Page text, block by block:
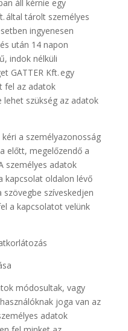
áll kérnie egy
által tárolt személyes
ingyenesen
után 14 napon
indok nélküli
GATTER Kft. egy
fel az adatok
szükség az adatok
a személyazonosság
előtt, megelőzendő a
személyes adatok
kapcsolat oldalon lévő
szíveskedjen
a kapcsolatot velünk
módosultak, vagy
joga van az
adatok